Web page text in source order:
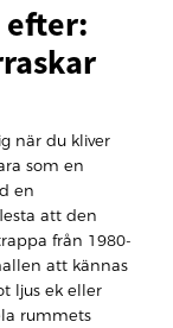
när du kliver
som en
en
att den
från 1980-
att kännas
ljus ek eller
rummets